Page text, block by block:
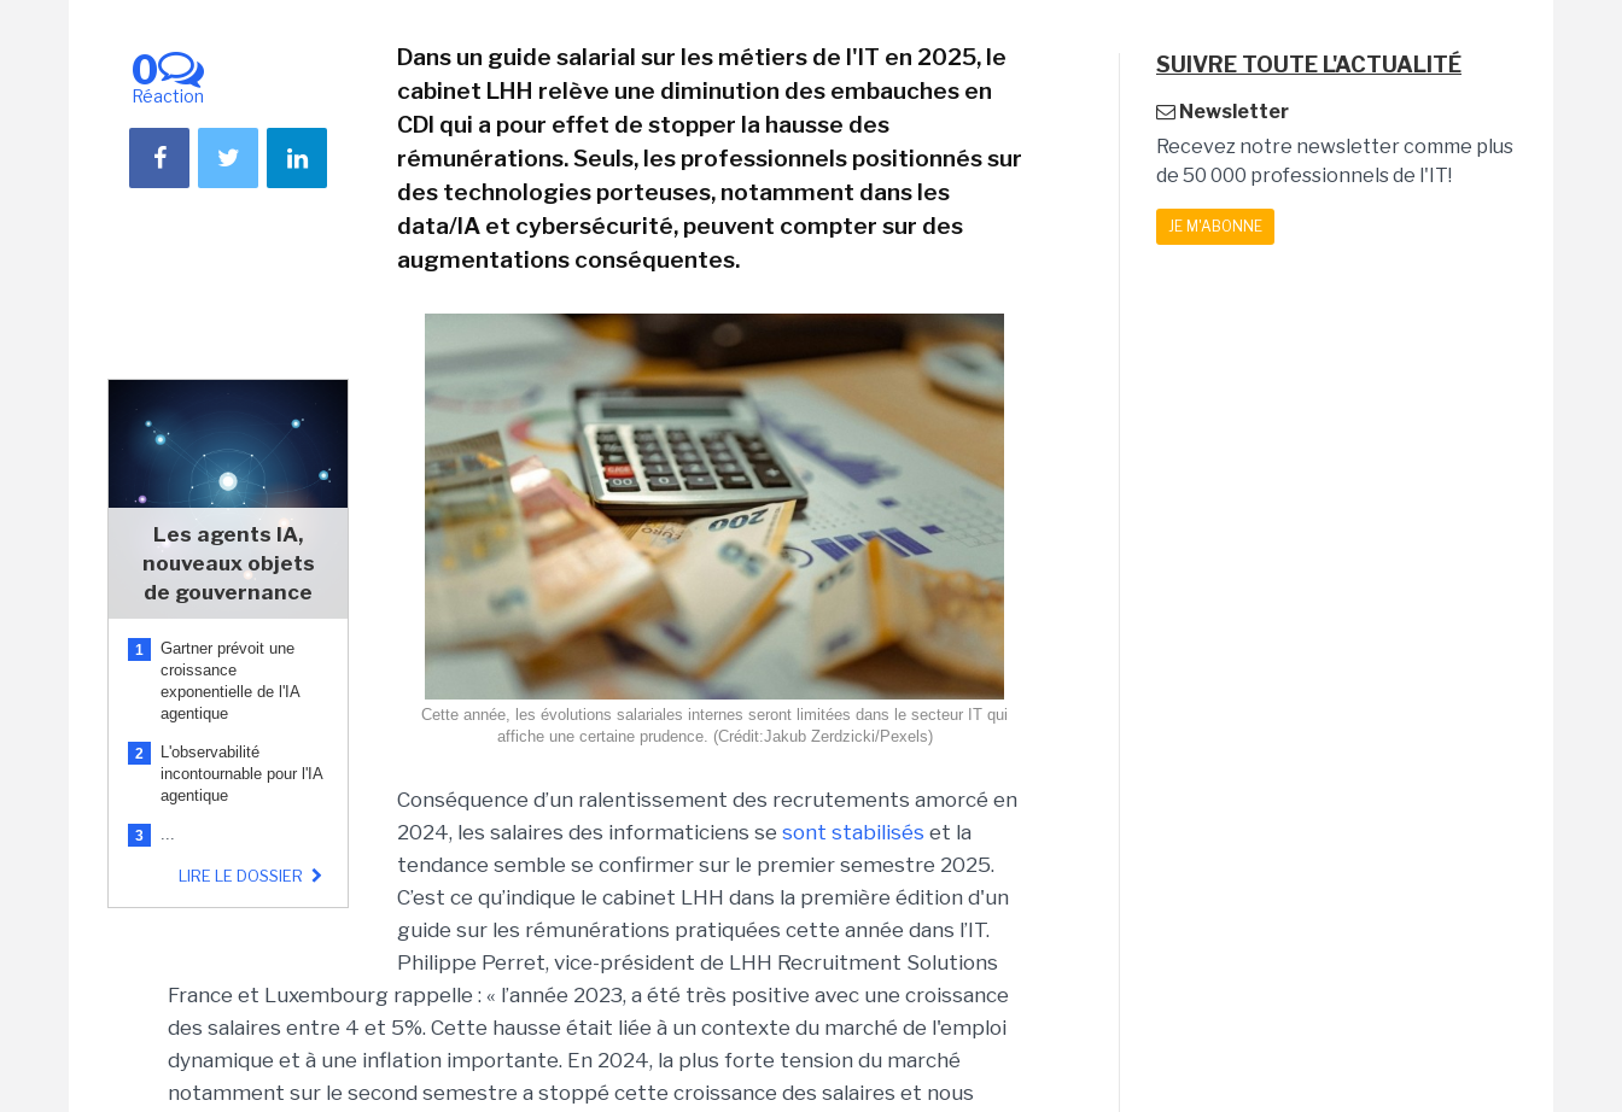
0
Réaction
Les agents IA,
nouveaux objets
de gouvernance
1
Gartner prévoit une
croissance
exponentielle de l'IA
agentique
2
L'observabilité
incontournable pour l'IA
agentique
3 ...
LIRE LE DOSSIER
Dans un guide salarial sur les métiers de l'IT en 2025, le
cabinet LHH relève une diminution des embauches en
CDI qui a pour effet de stopper la hausse des
rémunérations. Seuls, les professionnels positionnés sur
des technologies porteuses, notamment dans les
data/IA et cybersécurité, peuvent compter sur des
augmentations conséquentes.
Cette année, les évolutions salariales internes seront limitées dans le secteur IT qui
affiche une certaine prudence. (Crédit:Jakub Zerdzicki/Pexels)
Conséquence d’un ralentissement des recrutements amorcé en
2024, les salaires des informaticiens se sont stabilisés et la
tendance semble se confirmer sur le premier semestre 2025.
C’est ce qu’indique le cabinet LHH dans la première édition d'un
guide sur les rémunérations pratiquées cette année dans l’IT.
Philippe Perret, vice-président de LHH Recruitment Solutions
France et Luxembourg rappelle : « l’année 2023, a été très positive avec une croissance
des salaires entre 4 et 5%. Cette hausse était liée à un contexte du marché de l'emploi
dynamique et à une inflation importante. En 2024, la plus forte tension du marché
notamment sur le second semestre a stoppé cette croissance des salaires et nous
SUIVRE TOUTE L'ACTUALITÉ
Newsletter
Recevez notre newsletter comme plus
de 50 000 professionnels de l'IT!
JE M'ABONNE